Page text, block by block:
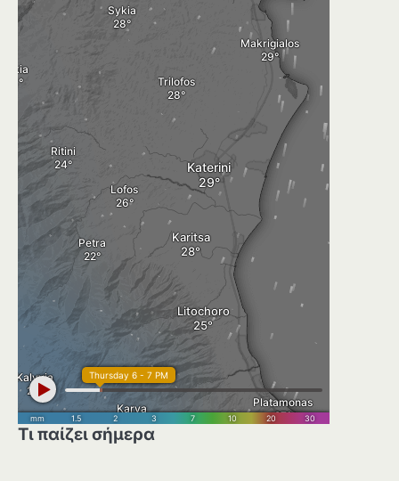
Τι παίζει σήμερα